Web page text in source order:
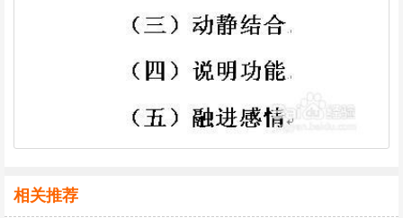
相关推荐